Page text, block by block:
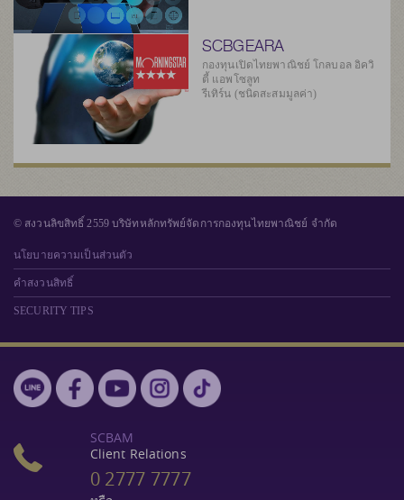
SCBGEARA
กองทุนเปิดไทยพาณิชย์ โกลบอล อิควิ
ตี้ แอพโซลูท
รีเทิร์น (ชนิดสะสมมูลค่า)
© สงวนลิขสิทธิ์ 2559 บริษัทหลักทรัพย์จัดการกองทุนไทยพาณิชย์ จำกัด
นโยบายความเป็นส่วนตัว
คำสงวนสิทธิ์
SECURITY TIPS
SCBAM
Client Relations
0 2777 7777